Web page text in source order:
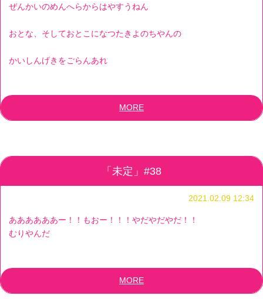
ぜんかいのめんへらからはやすうねん
おとな、そしておとこになつたきよのちやんの
かいしんげきをごらんあれ
MORE
「未定」#38
2021.02.09 12:34
ああああああー！！もおー！！！やだやだやだ！！
むりやんだ
MORE